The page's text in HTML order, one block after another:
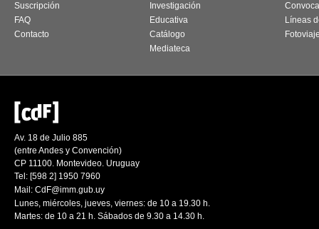
Suscripción
FAQ
Contacto
Investigación
Educativa
Catálogo
Mediateca
Líneas
Av. 18 de Julio 885
(entre Andes y Convención)
CP 11100. Montevideo. Uruguay
Tel: [598 2] 1950 7960
Mail: CdF@imm.gub.uy
Lunes, miércoles, jueves, viernes: de 10 a 19.30 h.
Martes: de 10 a 21 h. Sábados de 9.30 a 14.30 h.